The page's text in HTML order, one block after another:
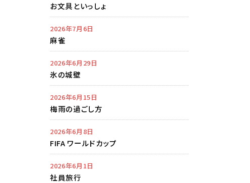
お文具といっしょ
2026年7月6日
麻雀
2026年6月29日
氷の城壁
2026年6月15日
梅雨の過ごし方
2026年6月8日
FIFA ワールドカップ
2026年6月1日
社員旅行